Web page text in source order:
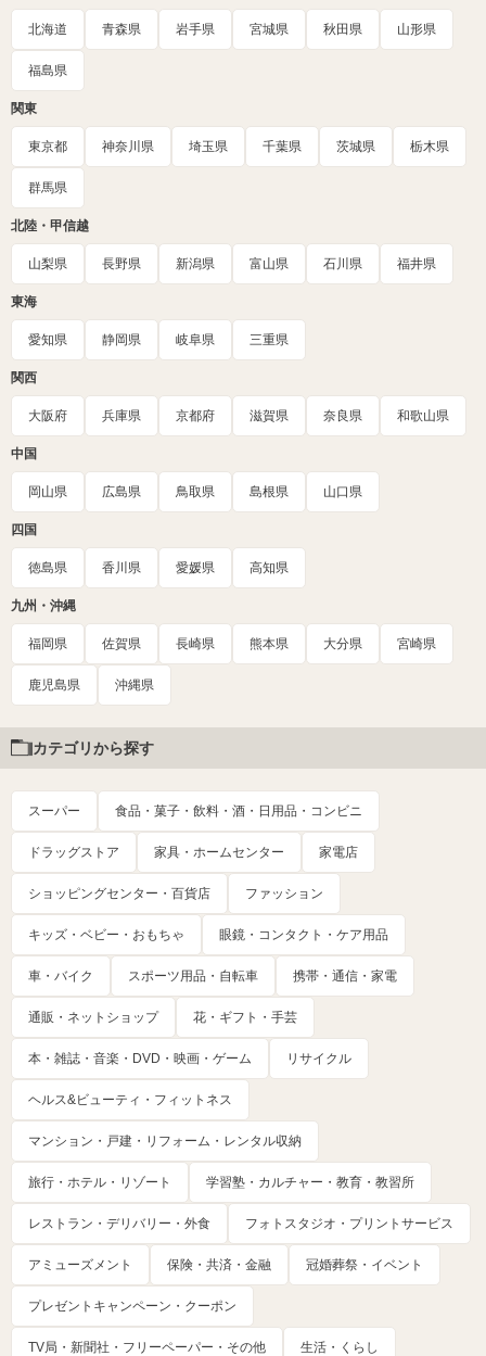
北海道 青森県 岩手県 宮城県 秋田県 山形県
福島県
関東
東京都 神奈川県 埼玉県 千葉県 茨城県 栃木県
群馬県
北陸・甲信越
山梨県 長野県 新潟県 富山県 石川県 福井県
東海
愛知県 静岡県 岐阜県 三重県
関西
大阪府 兵庫県 京都府 滋賀県 奈良県 和歌山県
中国
岡山県 広島県 鳥取県 島根県 山口県
四国
徳島県 香川県 愛媛県 高知県
九州・沖縄
福岡県 佐賀県 長崎県 熊本県 大分県 宮崎県
鹿児島県 沖縄県
カテゴリから探す
スーパー 食品・菓子・飲料・酒・日用品・コンビニ
ドラッグストア 家具・ホームセンター 家電店
ショッピングセンター・百貨店 ファッション
キッズ・ベビー・おもちゃ 眼鏡・コンタクト・ケア用品
車・バイク スポーツ用品・自転車 携帯・通信・家電
通販・ネットショップ 花・ギフト・手芸
本・雑誌・音楽・DVD・映画・ゲーム リサイクル
ヘルス&ビューティ・フィットネス
マンション・戸建・リフォーム・レンタル収納
旅行・ホテル・リゾート 学習塾・カルチャー・教育・教習所
レストラン・デリバリー・外食 フォトスタジオ・プリントサービス
アミューズメント 保険・共済・金融 冠婚葬祭・イベント
プレゼントキャンペーン・クーポン
TV局・新聞社・フリーペーパー・その他 生活・くらし